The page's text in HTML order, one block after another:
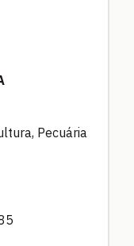
Pecuária